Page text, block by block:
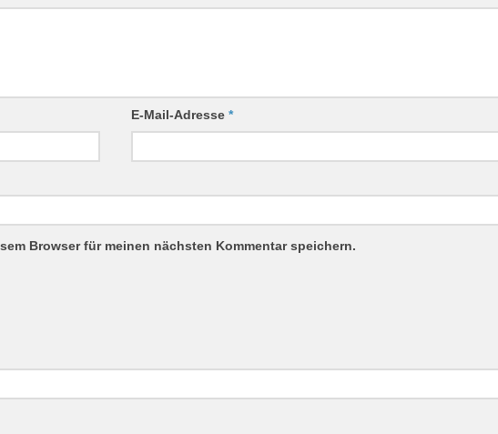
E-Mail-Adresse*
Browser für meinen nächsten Kommentar speichern.